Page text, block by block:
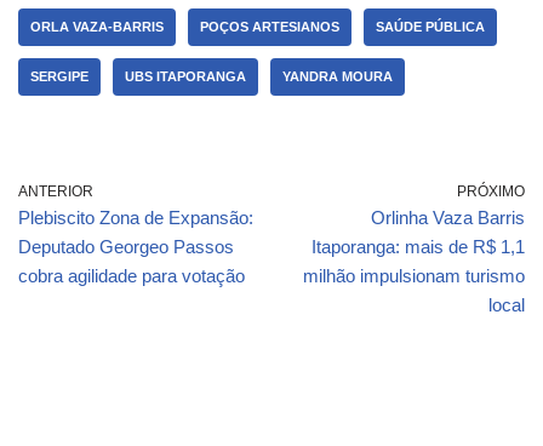
ORLA VAZA-BARRIS POÇOS ARTESIANOS SAÚDE PÚBLICA
SERGIPE UBS ITAPORANGA YANDRA MOURA
ANTERIOR
Plebiscito Zona de Expansão:
Deputado Georgeo Passos
cobra agilidade para votação
PRÓXIMO
Orlinha Vaza Barris
Itaporanga: mais de R$ 1,1
milhão impulsionam turismo
local